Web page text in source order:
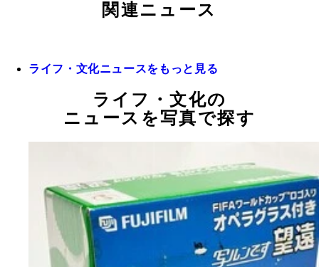
関連ニュース
ライフ・文化ニュースをもっと見る
ライフ・文化の
ニュースを写真で探す